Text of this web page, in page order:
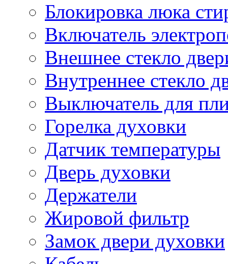
Блокировка люка
Включатель
Внешнее стекло
Внутреннее стекло
Выключатель для
Горелка духовки
Датчик температуры
Дверь духовки
Держатели
Жировой фильтр
Замок двери духовки